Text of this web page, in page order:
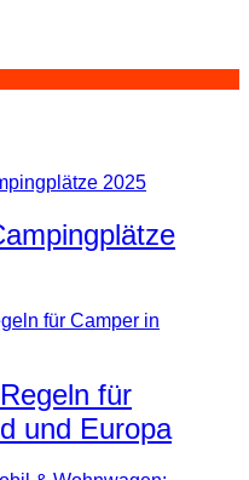
für
und Europa